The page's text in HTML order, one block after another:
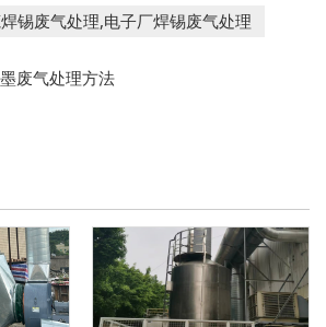
锡废气处理,电子厂焊锡废气处理
废气处理方法